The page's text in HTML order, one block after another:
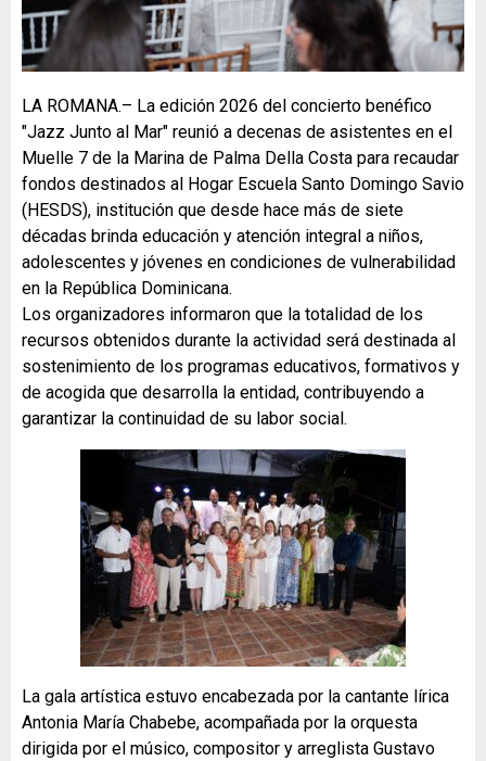
LA ROMANA.– La edición 2026 del concierto benéfico
"Jazz Junto al Mar" reunió a decenas de asistentes en el
Muelle 7 de la Marina de Palma Della Costa para recaudar
fondos destinados al Hogar Escuela Santo Domingo Savio
(HESDS), institución que desde hace más de siete
décadas brinda educación y atención integral a niños,
adolescentes y jóvenes en condiciones de vulnerabilidad
en la República Dominicana.
Los organizadores informaron que la totalidad de los
recursos obtenidos durante la actividad será destinada al
sostenimiento de los programas educativos, formativos y
de acogida que desarrolla la entidad, contribuyendo a
garantizar la continuidad de su labor social.
La gala artística estuvo encabezada por la cantante lírica
Antonia María Chabebe, acompañada por la orquesta
dirigida por el músico, compositor y arreglista Gustavo